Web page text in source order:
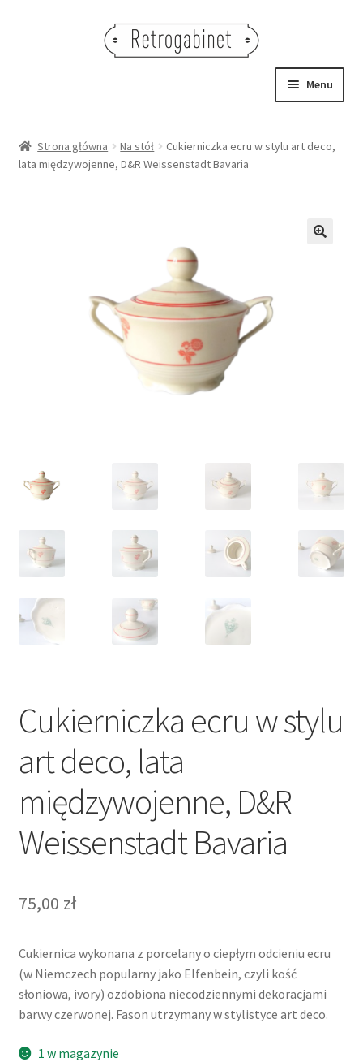
Menu
OBRAZY
OŚWIETLENIE
Strona główna Na stół
Cukierniczka ecru w stylu art deco,
lata międzywojenne, D&R Weissenstadt Bavaria
Cukierniczka ecru w stylu
art deco, lata
międzywojenne, D&R
Weissenstadt Bavaria
75,00 zł
Cukiernica wykonana z porcelany o ciepłym odcieniu ecru
(w Niemczech popularny jako Elfenbein, czyli kość
słoniowa, ivory) ozdobiona niecodziennymi dekoracjami
barwy czerwonej. Fason utrzymany w stylistyce art deco.
1 w magazynie